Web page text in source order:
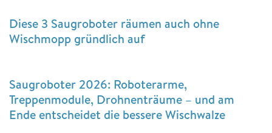
Diese 3 Saugroboter räumen auch ohne
Wischmopp gründlich auf
Saugroboter 2026: Roboterarme,
Treppenmodule, Drohnenträume – und am
Ende entscheidet die bessere Wischwalze